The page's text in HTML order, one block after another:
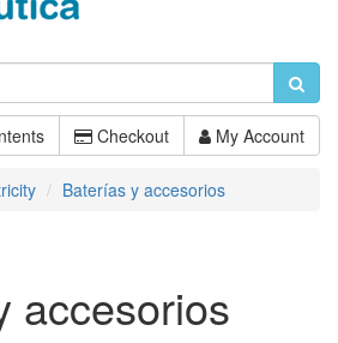
Checkout My Account
Baterías y accesorios
accesorios